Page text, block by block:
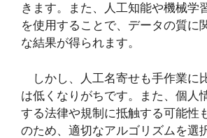
きます。また、人工知能や機械学
を使用することで、データの質に
な結果が得られます。
しかし、人工名寄せも手作業に
は低くなりがちです。また、個人
する法律や規制に抵触する可能性
のため、適切なアルゴリズムを選